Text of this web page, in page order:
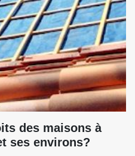
des maisons à
ses environs?